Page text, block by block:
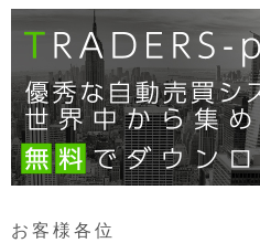
お客様各位